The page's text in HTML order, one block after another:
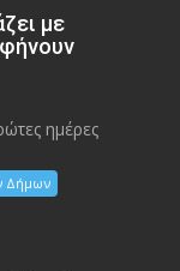
με
ημέρες
Δήμων